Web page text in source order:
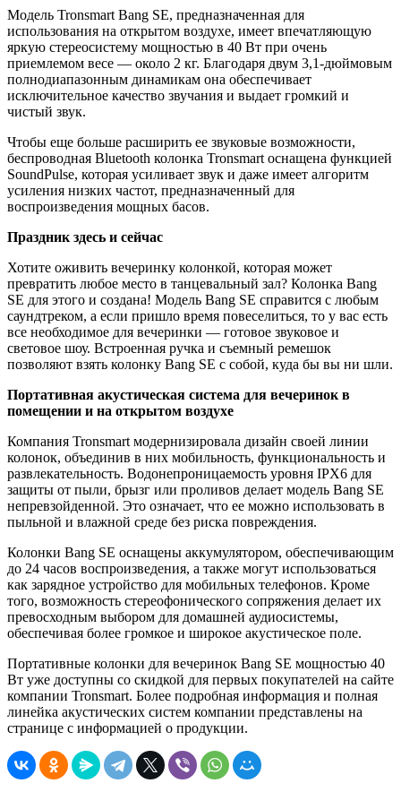
Модель Tronsmart Bang SE, предназначенная для
использования на открытом воздухе, имеет впечатляющую
яркую стереосистему мощностью в 40 Вт при очень
приемлемом весе — около 2 кг. Благодаря двум 3,1-дюймовым
полнодиапазонным динамикам она обеспечивает
исключительное качество звучания и выдает громкий и
чистый звук.
Чтобы еще больше расширить ее звуковые возможности,
беспроводная Bluetooth колонка Tronsmart оснащена функцией
SoundPulse, которая усиливает звук и даже имеет алгоритм
усиления низких частот, предназначенный для
воспроизведения мощных басов.
Праздник здесь и сейчас
Хотите оживить вечеринку колонкой, которая может
превратить любое место в танцевальный зал? Колонка Bang
SE для этого и создана! Модель Bang SE справится с любым
саундтреком, а если пришло время повеселиться, то у вас есть
все необходимое для вечеринки — готовое звуковое и
световое шоу. Встроенная ручка и съемный ремешок
позволяют взять колонку Bang SE с собой, куда бы вы ни шли.
Портативная акустическая система для вечеринок в
помещении и на открытом воздухе
Компания Tronsmart модернизировала дизайн своей линии
колонок, объединив в них мобильность, функциональность и
развлекательность. Водонепроницаемость уровня IPX6 для
защиты от пыли, брызг или проливов делает модель Bang SE
непревзойденной. Это означает, что ее можно использовать в
пыльной и влажной среде без риска повреждения.
Колонки Bang SE оснащены аккумулятором, обеспечивающим
до 24 часов воспроизведения, а также могут использоваться
как зарядное устройство для мобильных телефонов. Кроме
того, возможность стереофонического сопряжения делает их
превосходным выбором для домашней аудиосистемы,
обеспечивая более громкое и широкое акустическое поле.
Портативные колонки для вечеринок Bang SE мощностью 40
Вт уже доступны со скидкой для первых покупателей на сайте
компании Tronsmart. Более подробная информация и полная
линейка акустических систем компании представлены на
странице с информацией о продукции.